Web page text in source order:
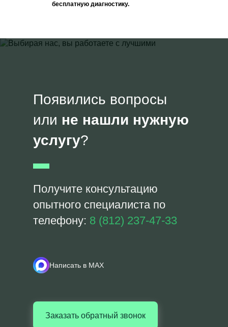
бесплатную диагностику.
Появились вопросы
или не нашли нужную
услугу?
Получите консультацию
опытного специалиста по
телефону: 8 (812) 237-47-33
Написать в MAX
Заказать обратный звонок